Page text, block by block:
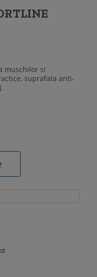
muschilor si
suprafata anti-